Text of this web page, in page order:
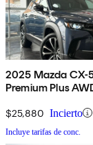
2025 Mazda CX-
Premium Plus
$25,880 Incierto
Incluye tarifas de conc.